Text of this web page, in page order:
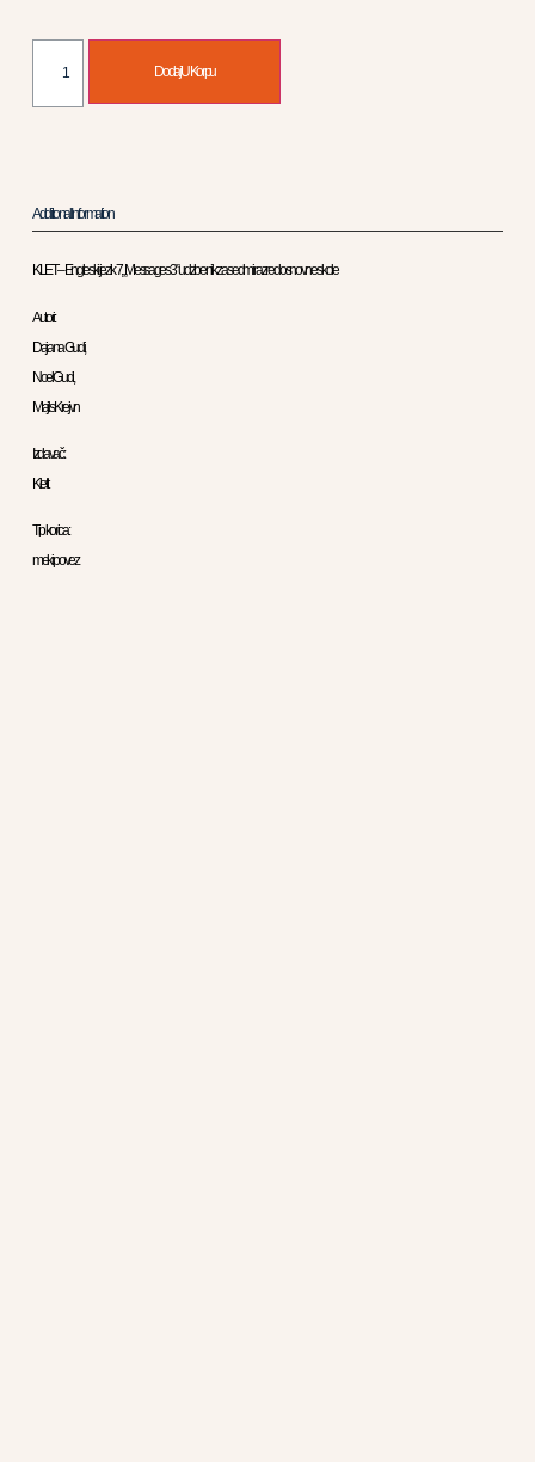
Dodaj U Korpu
Additional Information
KLET – Engleski jezik 7, „Messages 3” udzbenik za sedmi razred osnovne skole
Autori:
Dajana Gudi,
Noel Gudi,
Majls Krejvn
Izdavač:
Klett
Tip korica:
meki povez